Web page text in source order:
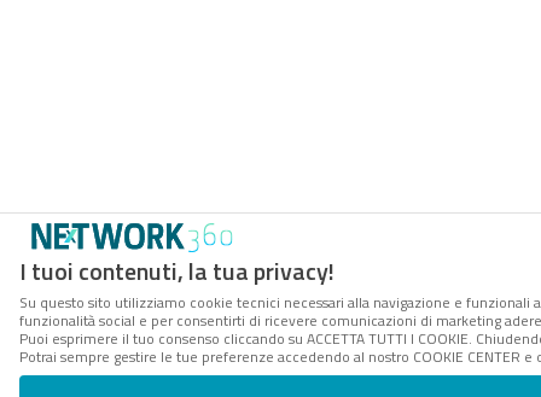
I tuoi contenuti, la tua privacy!
Su questo sito utilizziamo cookie tecnici necessari alla navigazione e
funzionalità social e per consentirti di ricevere comunicazioni di marketing
Puoi esprimere il tuo consenso cliccando su ACCETTA TUTTI I COOKIE.
Potrai sempre gestire le tue preferenze accedendo al nostro COOKIE